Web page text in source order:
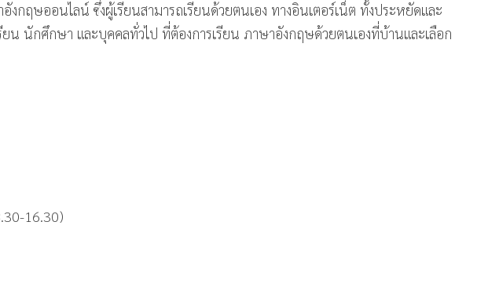
กฤษออนไลน์ ซึ่งผู้เรียนสามารถเรียนด้วยตนเอง ทางอินเตอร์เน็ต ทั้งประหยัดและ
น นักศึกษา และบุคคลทั่วไป ที่ต้องการเรียน ภาษาอังกฤษด้วยตนเองที่บ้านและเลือก
16.30)